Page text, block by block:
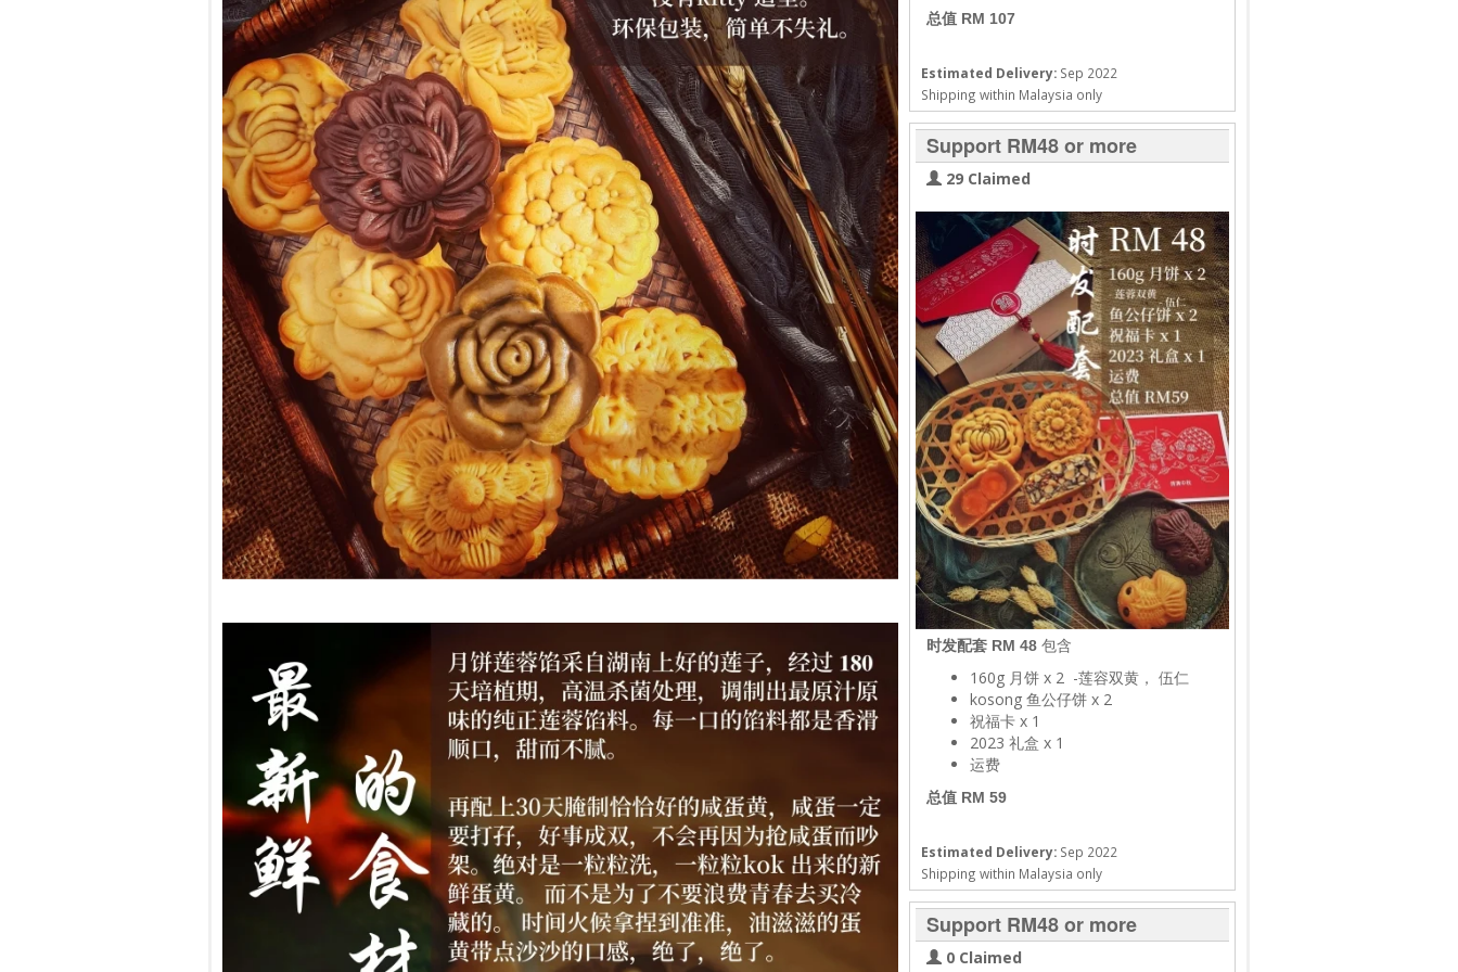
总值 RM 107
Estimated Delivery: Sep 2022
Shipping within Malaysia only
Support RM48 or more
29 Claimed
时发配套 RM 48 包含
160g 月饼 x 2 -莲容双黄， 伍仁
kosong 鱼公仔饼 x 2
祝福卡 x 1
2023 礼盒 x 1
运费
总值 RM 59
Estimated Delivery: Sep 2022
Shipping within Malaysia only
Support RM48 or more
0 Claimed